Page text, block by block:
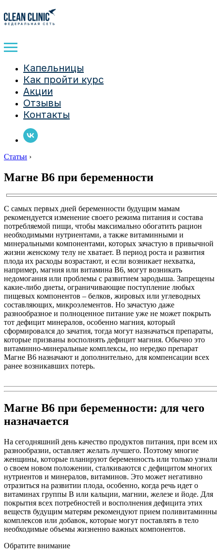
Капельницы
Как пройти курс
Акции
Отзывы
Контакты
Статьи ›
Магне B6 при беременности
С самых первых дней беременности будущим мамам
рекомендуется изменение своего режима питания и состава
потребляемой пищи, чтобы максимально обогатить рацион
необходимыми нутриентами, а также витаминными и
минеральными компонентами, которых зачастую в привычной
жизни женскому телу не хватает. В период роста и развития
плода их расходы возрастают, и если возникает нехватка,
например, магния или витамина В6, могут возникать
недомогания или проблемы с развитием зародыша. Запрещены
какие-либо диеты, ограничивающие поступление любых
пищевых компонентов – белков, жировых или углеводных
составляющих, микроэлементов. Но зачастую даже
разнообразное и полноценное питание уже не может покрыть
тот дефицит минералов, особенно магния, который
сформировался до зачатия, тогда могут назначаться препараты,
которые призваны восполнять дефицит магния. Обычно это
витаминно-минеральные комплексы, но нередко препарат
Магне В6 назначают и дополнительно, для компенсации всех
ранее возникавших потерь.
Магне B6 при беременности: для чего
назначается
На сегодняшний день качество продуктов питания, при всем их
разнообразии, оставляет желать лучшего. Поэтому многие
женщины, которые планируют беременность или только узнали
о своем новом положении, сталкиваются с дефицитом многих
нутриентов и минералов, витаминов. Это может негативно
отразиться на развитии плода, особенно, когда речь идет о
витаминах группы В или кальции, магнии, железе и йоде. Для
покрытия всех потребностей и восполнения дефицита этих
веществ будущим матерям рекомендуют прием
комплексов или добавок, которые могут поставлять в тело
необходимые объемы жизненно важных компонентов.
Обратите внимание